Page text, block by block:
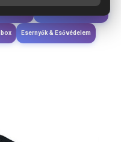
Esernyők & Esővédelem